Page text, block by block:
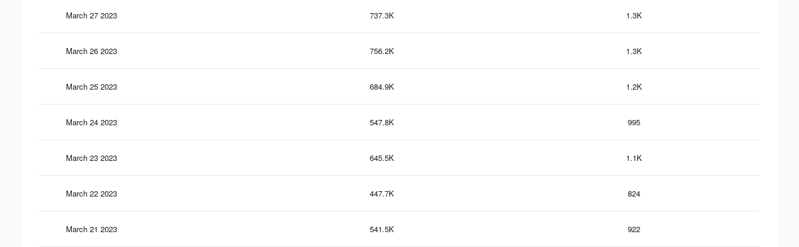
March 27 2023 737.3K 1.3K
March 26 2023 756.2K 1.3K
March 25 2023 684.9K 1.2K
March 24 2023 547.8K 995
March 23 2023 645.5K 1.1K
March 22 2023 447.7K 824
March 21 2023 541.5K 922